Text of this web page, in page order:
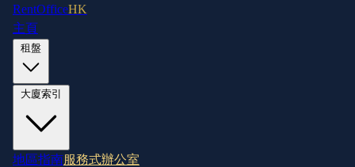
RentOfficeHK
主頁
地區指南服務式辦公室